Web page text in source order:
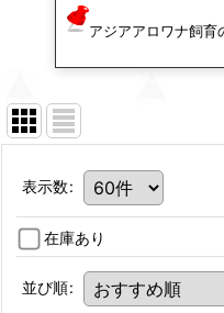
アジアアロワナ飼育
表示数:
在庫あり
並び順: